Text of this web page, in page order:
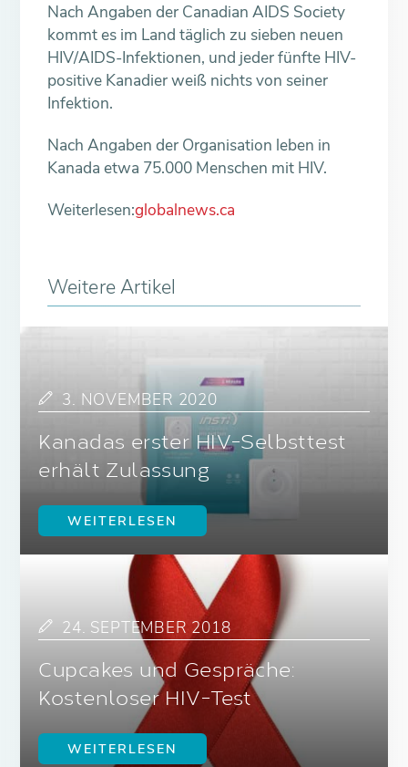
Nach Angaben der Canadian AIDS Society
kommt es im Land täglich zu sieben neuen
HIV/AIDS-Infektionen, und jeder fünfte HIV-
positive Kanadier weiß nichts von seiner
Infektion.
Nach Angaben der Organisation leben in
Kanada etwa 75.000 Menschen mit HIV.
Weiterlesen:globalnews.ca
Weitere Artikel
3. NOVEMBER 2020
Kanadas erster HIV-Selbsttest
erhält Zulassung
WEITERLESEN
24. SEPTEMBER 2018
Cupcakes und Gespräche:
Kostenloser HIV-Test
WEITERLESEN